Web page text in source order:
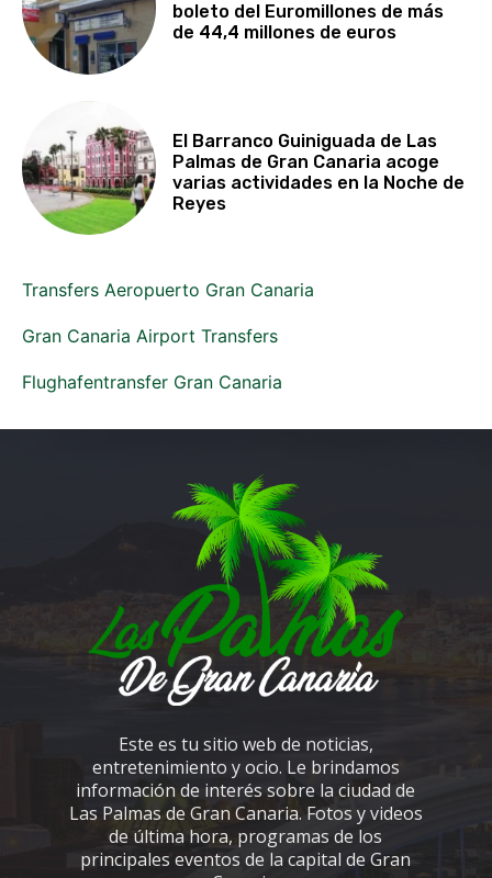
boleto del Euromillones de más
de 44,4 millones de euros
El Barranco Guiniguada de Las
Palmas de Gran Canaria acoge
varias actividades en la Noche de
Reyes
Transfers Aeropuerto Gran Canaria
Gran Canaria Airport Transfers
Flughafentransfer Gran Canaria
Este es tu sitio web de noticias,
entretenimiento y ocio. Le brindamos
información de interés sobre la ciudad de
Las Palmas de Gran Canaria. Fotos y videos
de última hora, programas de los
principales eventos de la capital de Gran